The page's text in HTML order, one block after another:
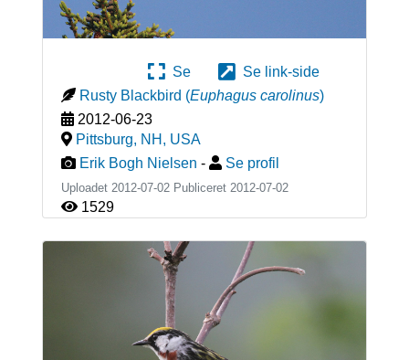
Se
Se link-side
Rusty Blackbird (Euphagus carolinus)
2012-06-23
Pittsburg, NH , USA
Erik Bogh Nielsen - Se profil
Uploadet 2012-07-02 Publiceret 2012-07-02
1529